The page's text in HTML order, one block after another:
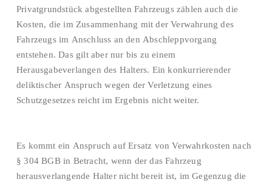
Privatgrundstück abgestellten Fahrzeugs zählen auch die
Kosten, die im Zusammenhang mit der Verwahrung des
Fahrzeugs im Anschluss an den Abschleppvorgang
entstehen. Das gilt aber nur bis zu einem
Herausgabeverlangen des Halters. Ein konkurrierender
deliktischer Anspruch wegen der Verletzung eines
Schutzgesetzes reicht im Ergebnis nicht weiter.
Es kommt ein Anspruch auf Ersatz von Verwahrkosten nach
§ 304 BGB in Betracht, wenn der das Fahrzeug
herausverlangende Halter nicht bereit ist, im Gegenzug die